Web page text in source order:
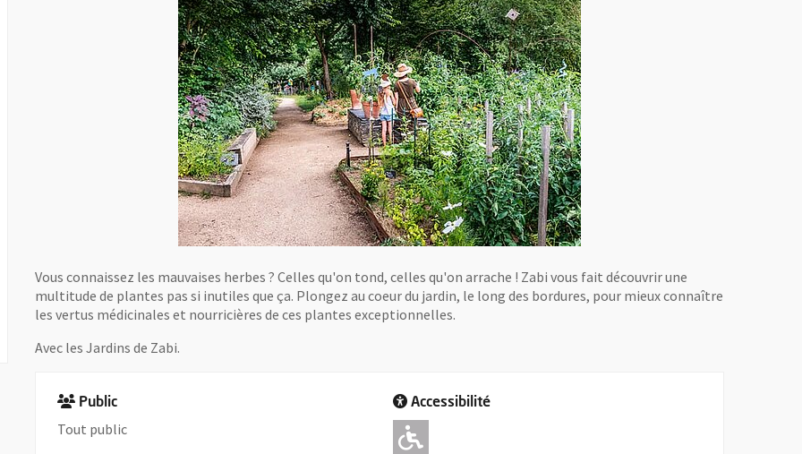
Vous connaissez les mauvaises herbes ? Celles qu'on tond, celles qu'on arrache ! Zabi vous fait découvrir une
multitude de plantes pas si inutiles que ça. Plongez au coeur du jardin, le long des bordures, pour mieux connaître
les vertus médicinales et nourricières de ces plantes exceptionnelles.
Avec les Jardins de Zabi.
Public
Tout public
Accessibilité
Adapté pour l'handicap Moteur